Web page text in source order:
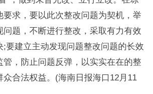
要求，要以此次整改问题为契机，举
问题，不断进行整改，采取有力有效
;要建立主动发现问题整改问题的长效
管，防止问题反弹，以实实在在的整
众合法权益。(海南日报海口12月11